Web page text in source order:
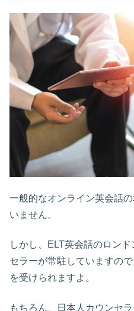
一般的なオンライン英会話
いません。
しかし、ELT英会話のロン
セラーが常駐していますの
を受けられますよ。
もちろん、日本人カウンセ